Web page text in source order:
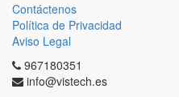
Contáctenos
Política de Privacidad
Aviso Legal
967180351
info@vistech.es